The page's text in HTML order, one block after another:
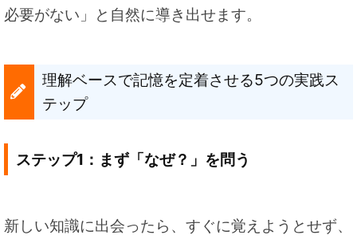
必要がない」と自然に導き出せます。
理解ベースで記憶を定着させる5つの実践ス
テップ
ステップ1：まず「なぜ？」を問う
新しい知識に出会ったら、すぐに覚えようとせず、